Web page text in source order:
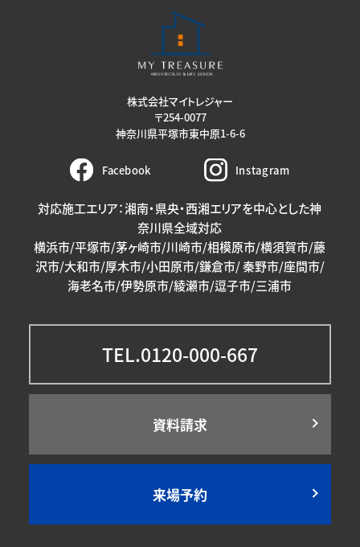
株式会社マイトレジャー
〒254-0077
神奈川県平塚市東中原1-6-6
Facebook Instagram
対応施工エリア：湘南・県央・西湘エリアを中心とした神
奈川県全域対応
横浜市/平塚市/茅ヶ崎市/川崎市/相模原市/横須賀市/藤
沢市/大和市/厚木市/小田原市/鎌倉市/ 秦野市/座間市/
海老名市/伊勢原市/綾瀬市/逗子市/三浦市
TEL.0120-000-667
資料請求
来場予約